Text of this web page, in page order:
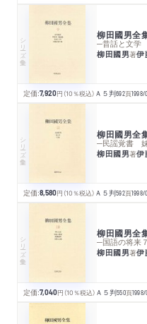
シリーズ・全集 柳田國男
─昔話と文学
柳田國男著伊
定価:7,920円 （10％税込） Ａ５判692頁1998/
シリーズ・全集 柳田國男全
─民謡覚書
柳田國男著伊
定価:8,580円 （10％税込） Ａ５判592頁1998/
シリーズ・全集 柳田國男全
─国語の将
柳田國男著伊
定価:7,040円 （10％税込） Ａ５判550頁